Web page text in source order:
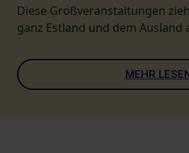
Diese Großveranstaltungen
ganz Estland und dem Ausland
MEHR